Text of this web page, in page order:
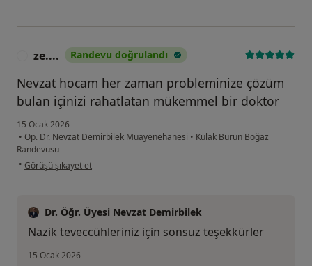
ze.... Randevu doğrulandı
Nevzat hocam her zaman probleminize çözüm
bulan içinizi rahatlatan mükemmel bir doktor
15 Ocak 2026
• Op. Dr. Nevzat Demirbilek Muayenehanesi • Kulak Burun Boğaz
Randevusu
• kullanıcının görüşüne göre ze....
Görüşü şikayet et
Dr. Öğr. Üyesi Nevzat Demirbilek
Nazik teveccühleriniz için sonsuz teşekkürler
15 Ocak 2026